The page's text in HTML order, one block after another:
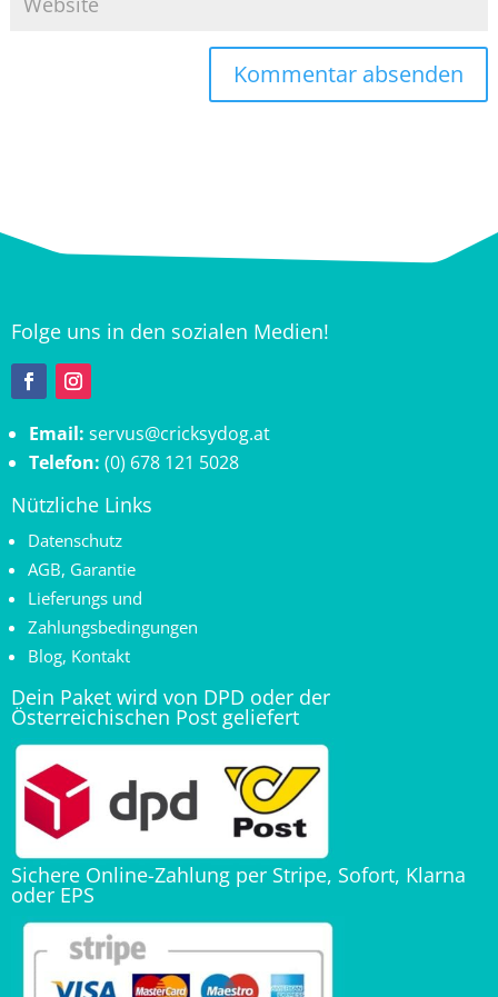
Folge uns in den sozialen Medien!
Email: servus@cricksydog.at
Telefon: (0) 678 121 5028
Nützliche Links
Datenschutz
AGB, Garantie
Lieferungs und
Zahlungsbedingungen
Blog, Kontakt
Dein Paket wird von DPD oder der
Österreichischen Post geliefert
Sichere Online-Zahlung per Stripe, Sofort, Klarna
oder EPS